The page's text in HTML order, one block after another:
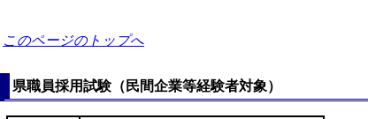
このページのトップへ
県職員採用試験（民間企業等経験者対象）